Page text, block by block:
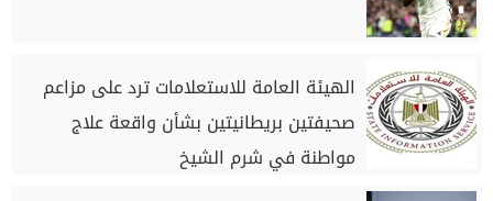
الهيئة العامة للاستعلامات ترد على مزاعم
صحيفتين بريطانيتين بشأن واقعة علاج
مواطنة في شرم الشيخ